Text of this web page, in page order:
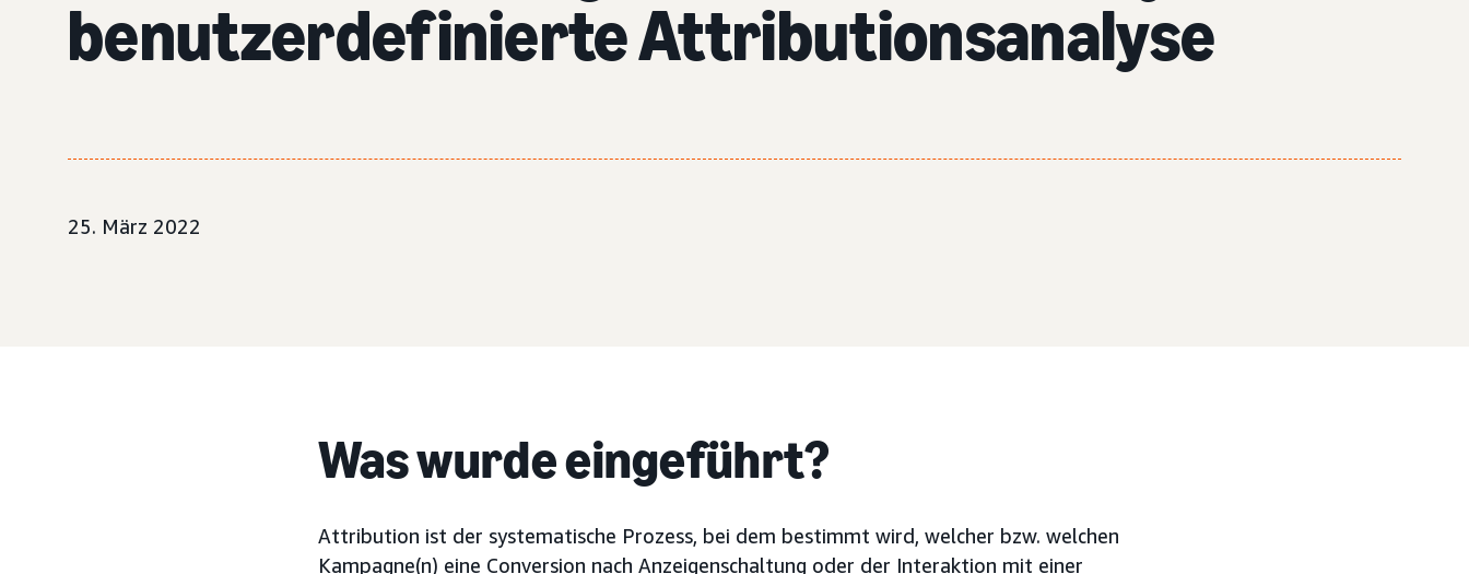
benutzerdefinierte Attributionsanalyse
25. März 2022
Was wurde eingeführt?
Attribution ist der systematische Prozess, bei dem bestimmt wird, welcher bzw. welchen
Kampagne(n) eine Conversion nach Anzeigenschaltung oder der Interaktion mit einer